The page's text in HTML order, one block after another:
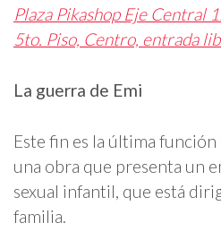
Plaza Pikashop Eje Central
5to. Piso, Centro, entrada
La guerra de Emi
Este fin es la última función
una obra que presenta un
sexual infantil, que está
familia.